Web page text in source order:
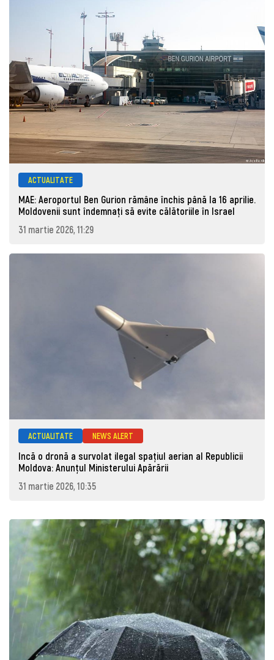
ACTUALITATE
MAE: Aeroportul Ben Gurion rămâne închis până la 16 aprilie.
Moldovenii sunt îndemnați să evite călătoriile în Israel
31 martie 2026, 11:29
ACTUALITATE NEWS ALERT
Incă o dronă a survolat ilegal spațiul aerian al Republicii
Moldova: Anunţul Ministerului Apărării
31 martie 2026, 10:35